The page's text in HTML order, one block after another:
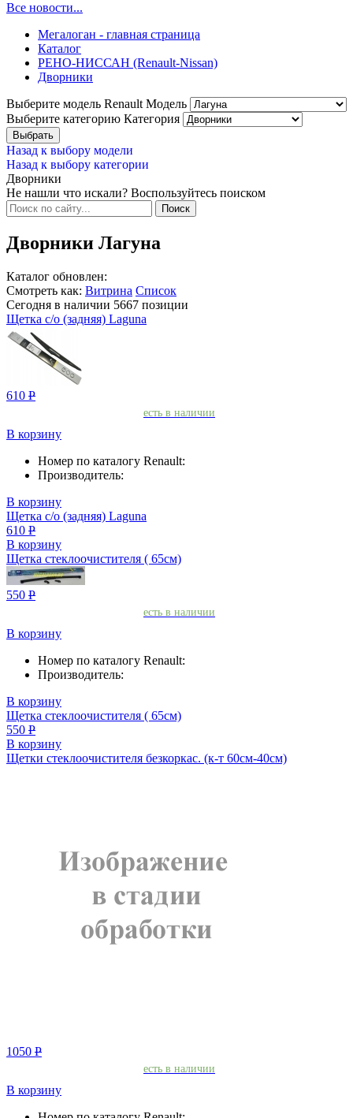
Все новости...
Мегалоган - главная страница
Каталог
РЕНО-НИССАН (Renault-Nissan)
Дворники
Выберите модель Renault Модель
Выберите категорию Категория
Назад к выбору модели
Назад к выбору категории
Дворники
Не нашли что искали? Воспользуйтесь поиском
Дворники Лагуна
Каталог обновлен:
Смотреть как: Витрина Список
Сегодня в наличии 5667 позиции
Щетка с/о (задняя) Laguna
610 Р
есть в наличии
В корзину
Номер по каталогу Renault:
Производитель:
В корзину
Щетка с/о (задняя) Laguna
610 Р
В корзину
Щетка стеклоочистителя ( 65см)
550 Р
есть в наличии
В корзину
Номер по каталогу Renault:
Производитель:
В корзину
Щетка стеклоочистителя ( 65см)
550 Р
В корзину
Щетки стеклоочистителя безкоркас. (к-т 60см-40см)
1050 Р
есть в наличии
В корзину